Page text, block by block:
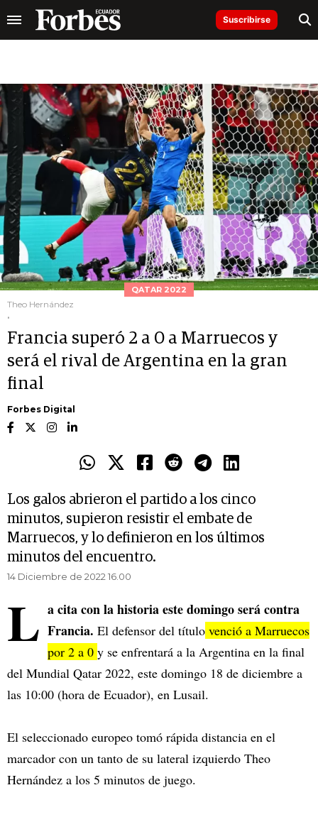
Suscribirse
QATAR 2022
Theo Hernández
.
Francia superó 2 a 0 a Marruecos y
será el rival de Argentina en la gran
final
Forbes Digital
Los galos abrieron el partido a los cinco
minutos, supieron resistir el embate de
Marruecos, y lo definieron en los últimos
minutos del encuentro.
14 Diciembre de 2022 16.00
L a cita con la historia este domingo será contra
Francia. El defensor del título venció a Marruecos
por 2 a 0 y se enfrentará a la Argentina en la final
del Mundial Qatar 2022, este domingo 18 de diciembre a
las 10:00 (hora de Ecuador), en Lusail.
El seleccionado europeo tomó rápida distancia en el
marcador con un tanto de su lateral izquierdo Theo
Hernández a los 5 minutos de juego.